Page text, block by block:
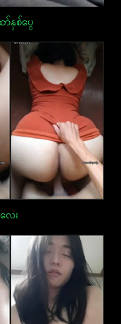
နှစ်ပွေ
ေး